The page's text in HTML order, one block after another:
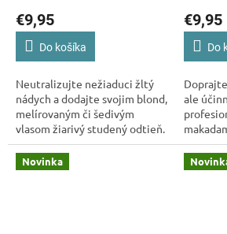
Šampón 375 ml –
Neutralizácia žltých tónov
€9,95
Do košíka
Neutralizujte nežiaduci žltý
nádych a dodajte svojim blond,
melírovaným či šedivým
vlasom žiarivý studený odtieň.
KEZY Macadamia Anti-Yellow
šampón jemne čistí,
regeneruje a...
€9,95
Do
ale
Novinka